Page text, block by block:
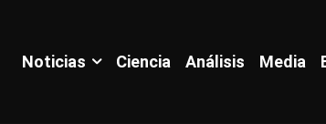
Noticias Ciencia Análisis Media